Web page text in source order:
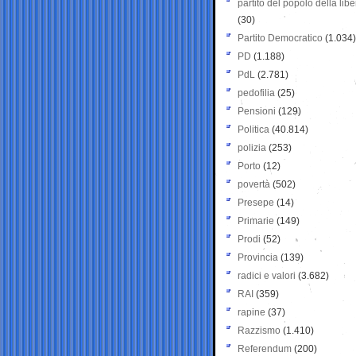
partito del popolo della
(30)
Partito Democratico (1.034)
PD (1.188)
PdL (2.781)
pedofilia (25)
Pensioni (129)
Politica (40.814)
polizia (253)
Porto (12)
povertà (502)
Presepe (14)
Primarie (149)
Prodi (52)
Provincia (139)
radici e valori (3.682)
RAI (359)
rapine (37)
Razzismo (1.410)
Referendum (200)